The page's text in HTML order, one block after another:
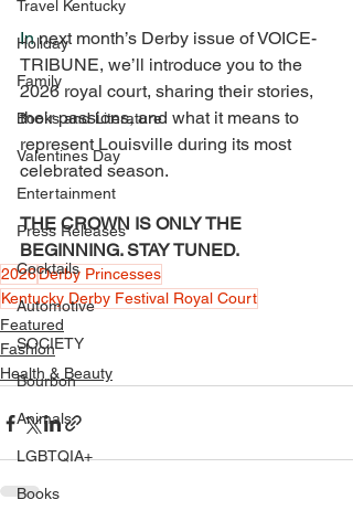
Travel Kentucky
Holiday
Family
Books and Literature
Valentines Day
Entertainment
Press Releases
Cocktails
Automotive
SOCIETY
Bourbon
Animals
LGBTQIA+
Books
In next month’s Derby issue of VOICE-
TRIBUNE, we’ll introduce you to the
2026 royal court, sharing their stories,
their passions, and what it means to
represent Louisville during its most
celebrated season.
THE CROWN IS ONLY THE
BEGINNING. STAY TUNED.
2026Derby Princesses
Kentucky Derby Festival Royal Court
Featured
Fashion
Health & Beauty